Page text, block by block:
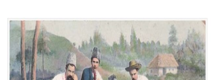
Про нас
Бюджет